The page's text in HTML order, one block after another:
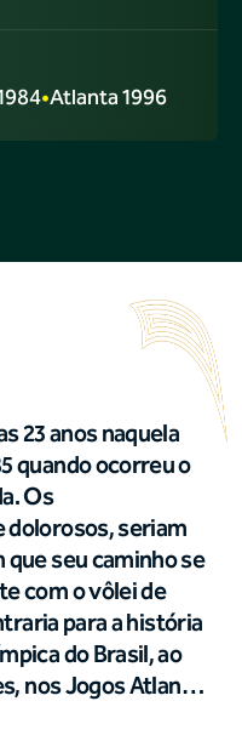
•Atlanta 1996
23 anos naquela
quando ocorreu o
Os
dolorosos, seriam
seu caminho se
com o vôlei de
para a história
do Brasil, ao
nos Jogos Atlanta